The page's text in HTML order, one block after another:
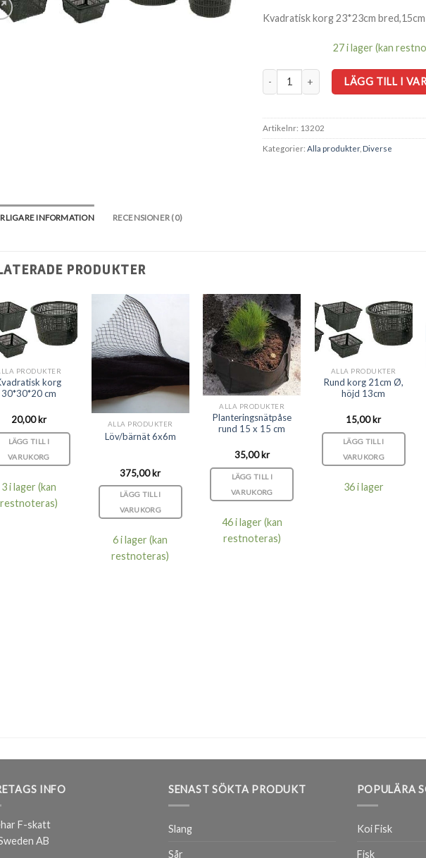
inte. Kolla över det och försök igen. Eller kontakta
för nyhetsbrev från Koibutiken.se lyckades.
& Erbjudande
erbjudnande till enbart prenumeranter!
våra mail då och då med erbjudnande och nyheter!
Kvadratisk korg 23*23cm
27 i lager (kan
Kvadratisk korg 23*23 15 cm mängd
LÄGG TILL I
Artikelnr: 13202
Kategorier: Alla produkter, Diverse
INFORMATION RECENSIONER (0)
PRODUKTER
PRODUKTER
korg
30*30*20 cm
20,00kr
LÄGG TILL I
VARUKORG
3 i lager (kan
restnoteras)
ALLA PRODUKTER
Löv/bärnät 6x6m
375,00kr
LÄGG TILL I
VARUKORG
6 i lager (kan
restnoteras)
ALLA PRODUKTER
Planteringsnätpåse
rund 15 x 15 cm
35,00kr
LÄGG TILL I
VARUKORG
46 i lager (kan
restnoteras)
ALLA PRODUKTER
Rund korg 21cm Ø,
höjd 13cm
15,00kr
LÄGG TILL I
VARUKORG
36 i lager
INFO
F-skatt
AB
SENAST SÖKTA PRODUKT
Slang
Sår
POPULÄRA
Koi Fisk
Fisk